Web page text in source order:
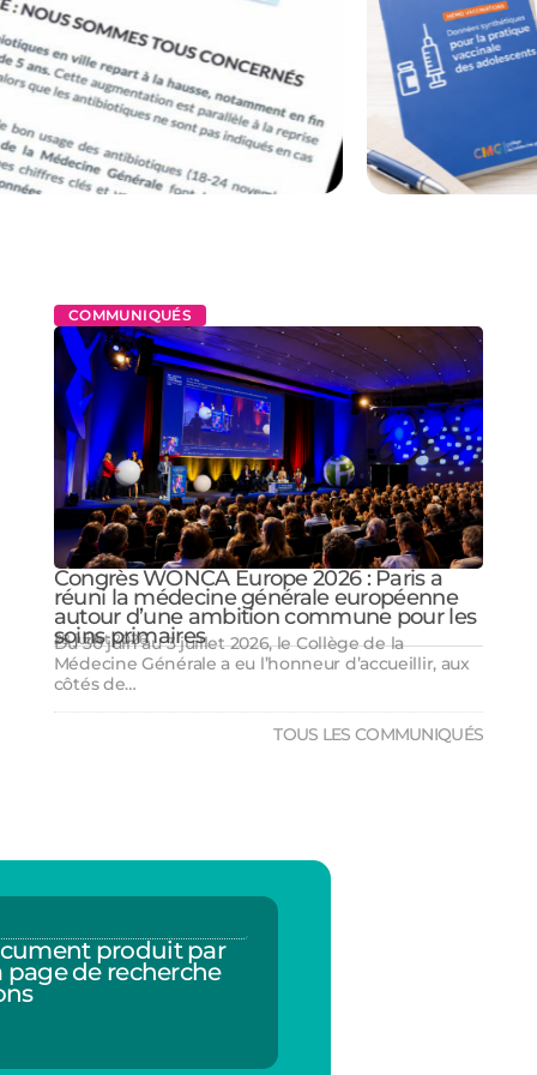
COMMUNIQUÉS
Congrès WONCA Europe 2026 : Paris a
réuni la médecine générale européenne
autour d’une ambition commune pour les
soins primaires
28 juillet 2026
Du 30 juin au 3 juillet 2026, le Collège de la
Médecine Générale a eu l’honneur d’accueillir, aux
côtés de…
TOUS LES COMMUNIQUÉS
produit par
page de recherche